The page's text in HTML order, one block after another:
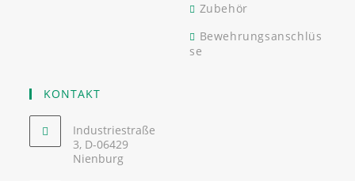
Zubehör
Bewehrungsanschlüs
se
KONTAKT
Industriestraße
3, D-06429
Nienburg